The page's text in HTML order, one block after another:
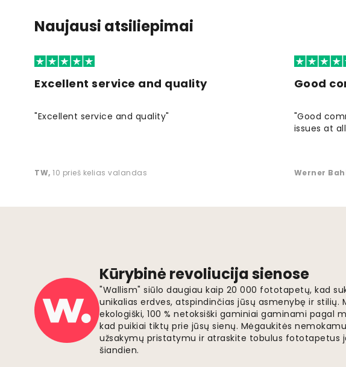
Naujausi atsiliepimai
Excellent service and quality
"Excellent service and quality"
TW, 10 prieš kelias valandas
Good
"Good
issues at
Werner
Kūrybinė revoliucija sienose
"Wallism" siūlo daugiau kaip 20 000 fototapetų, kad
unikalias erdves, atspindinčias jūsų asmenybę ir stilių.
ekologiški, 100 % netoksiški gaminiai gaminami pagal
kad puikiai tiktų prie jūsų sienų. Mėgaukitės
užsakymų pristatymu ir atraskite tobulus fototapetus
šiandien.